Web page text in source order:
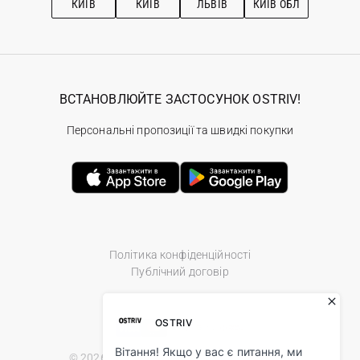
КИЇВ КИЇВ ЛЬВІВ КИЇВ ОБЛ
Політика конфіденційності
Публічний договір
ВСТАНОВЛЮЙТЕ ЗАСТОСУНОК OSTRIV!
Персональні пропозиції та швидкі покупки